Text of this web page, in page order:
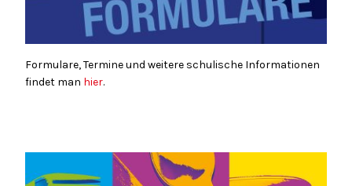
Formulare, Termine und weitere schulische Informationen
findet man hier.